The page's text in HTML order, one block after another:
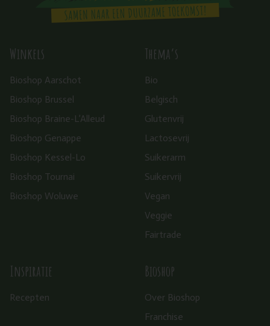
Winkels
Bioshop Aarschot
Bioshop Brussel
Bioshop Braine-L’Alleud
Bioshop Genappe
Bioshop Kessel-Lo
Bioshop Tournai
Bioshop Woluwe
Thema’s
Bio
Belgisch
Glutenvrij
Lactosevrij
Suikerarm
Suikervrij
Vegan
Veggie
Fairtrade
Inspiratie
Recepten
Bioshop
Over Bioshop
Franchise